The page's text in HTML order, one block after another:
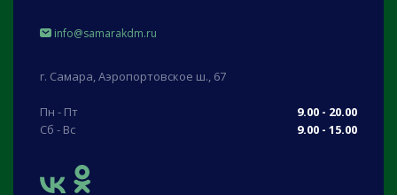
info@samarakdm.ru
г. Самара, Аэропортовское ш., 67
Пн - Пт
9.00 - 20.00
Сб - Вс
9.00 - 15.00